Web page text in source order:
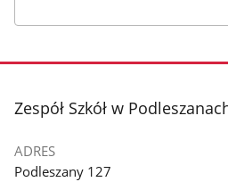
stopka
Zespół Szkół w
ADRES
Podleszany 127